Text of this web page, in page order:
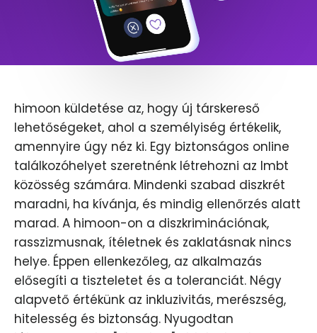
himoon küldetése az, hogy új társkereső
lehetőségeket, ahol a személyiség értékelik,
amennyire úgy néz ki. Egy biztonságos online
találkozóhelyet szeretnénk létrehozni az lmbt
közösség számára. Mindenki szabad diszkrét
maradni, ha kívánja, és mindig ellenőrzés alatt
marad. A himoon-on a diszkriminációnak,
rasszizmusnak, ítéletnek és zaklatásnak nincs
helye. Éppen ellenkezőleg, az alkalmazás
elősegíti a tiszteletet és a toleranciát. Négy
alapvető értékünk az inkluzivitás, merészség,
hitelesség és biztonság. Nyugodtan